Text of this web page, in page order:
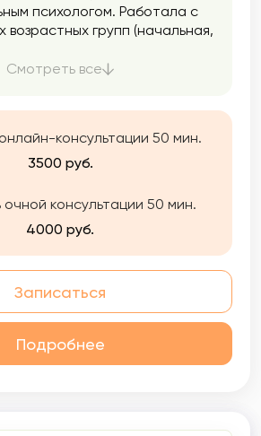
психологом. Работала с
возрастных групп (начальная,
и групповую диагностику.
Смотреть все
консультации 50 мин.
3500 руб.
консультации 50 мин.
4000 руб.
Записаться
Подробнее